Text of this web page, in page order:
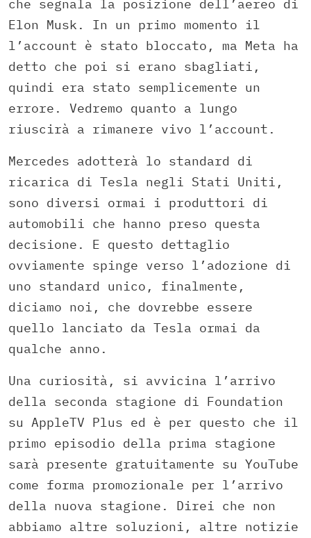
che segnala la posizione dell’aereo di
Elon Musk. In un primo momento il
l’account è stato bloccato, ma Meta ha
detto che poi si erano sbagliati,
quindi era stato semplicemente un
errore. Vedremo quanto a lungo
riuscirà a rimanere vivo l’account.
Mercedes adotterà lo standard di
ricarica di Tesla negli Stati Uniti,
sono diversi ormai i produttori di
automobili che hanno preso questa
decisione. E questo dettaglio
ovviamente spinge verso l’adozione di
uno standard unico, finalmente,
diciamo noi, che dovrebbe essere
quello lanciato da Tesla ormai da
qualche anno.
Una curiosità, si avvicina l’arrivo
della seconda stagione di Foundation
su AppleTV Plus ed è per questo che il
primo episodio della prima stagione
sarà presente gratuitamente su YouTube
come forma promozionale per l’arrivo
della nuova stagione. Direi che non
abbiamo altre soluzioni, altre notizie